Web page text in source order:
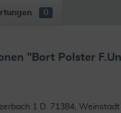
0
"Bort Polster
1 D. 71384, Weinstadt